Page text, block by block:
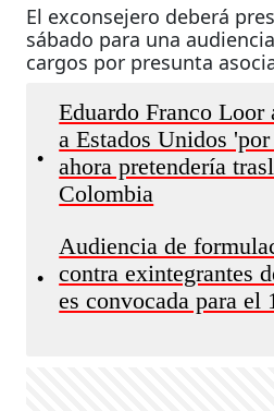
El exconsejero deberá
sábado para una
cargos por presunta
•
Eduardo Franco Loor
a Estados Unidos
ahora pretendería
Colombia
•
Audiencia de
contra exintegrantes
es convocada para el